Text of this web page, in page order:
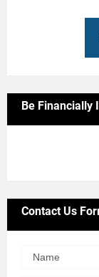
Be Financially
Contact Us